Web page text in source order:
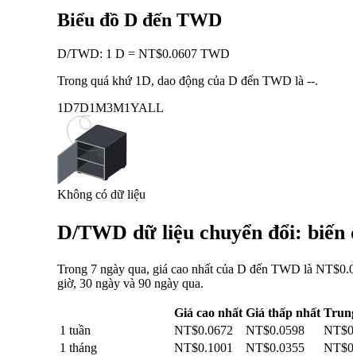
Biểu đồ D đến TWD
D/TWD: 1 D = NT$0.0607 TWD
Trong quá khứ 1D, dao động của D đến TWD là --.
1D7D1M3M1YALL
Không có dữ liệu
D/TWD dữ liệu chuyển đổi:
Trong 7 ngày qua, giá cao nhất của D đến TWD là
giờ, 30 ngày và 90 ngày qua.
Giá cao nhất Giá thấp nhất
1 tuần
NT$0.0672 NT$0.0598
1 tháng
NT$0.1001 NT$0.0355